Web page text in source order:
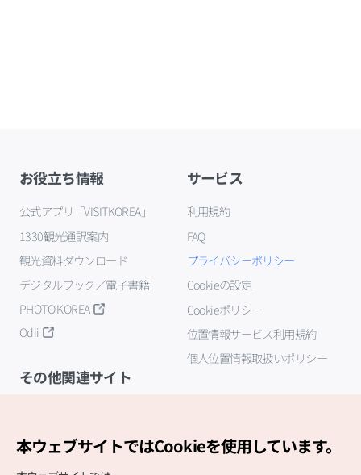
お役立ち情報
公式アプリ「VISITKOREA」
1330観光通訳案内
観光資料ダウンロード
デジタルブック／電子書籍
PHOTO KOREA
Odii
サービス
利用規約
FAQ
プライバシーポリシー
Cookieの設定
Cookieポリシー
位置情報サービス利用規約
個人位置情報取扱いポリシー
その他関連サイト
本ウェブサイトではCookieを使用しています。